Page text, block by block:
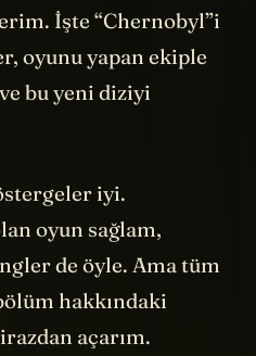
için nefis bir drama,
İşte “Chernobyl”i
oyunu yapan ekiple
bu yeni diziyi
iyi.
oyun sağlam,
de öyle. Ama tüm
hakkındaki